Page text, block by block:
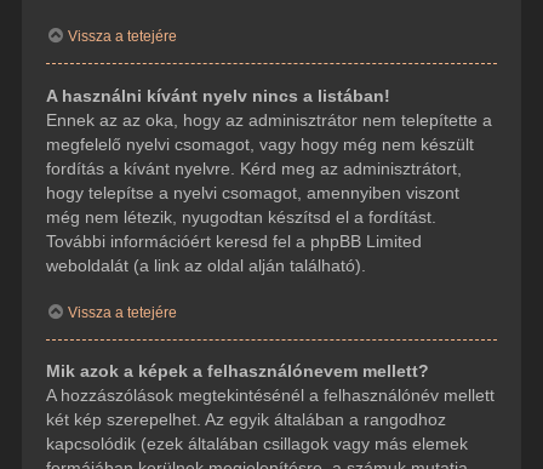
Vissza a tetejére
A használni kívánt nyelv nincs a listában!
Ennek az az oka, hogy az adminisztrátor nem telepítette a
megfelelő nyelvi csomagot, vagy hogy még nem készült
fordítás a kívánt nyelvre. Kérd meg az adminisztrátort,
hogy telepítse a nyelvi csomagot, amennyiben viszont
még nem létezik, nyugodtan készítsd el a fordítást.
További információért keresd fel a phpBB Limited
weboldalát (a link az oldal alján található).
Vissza a tetejére
Mik azok a képek a felhasználónevem mellett?
A hozzászólások megtekintésénél a felhasználónév mellett
két kép szerepelhet. Az egyik általában a rangodhoz
kapcsolódik (ezek általában csillagok vagy más elemek